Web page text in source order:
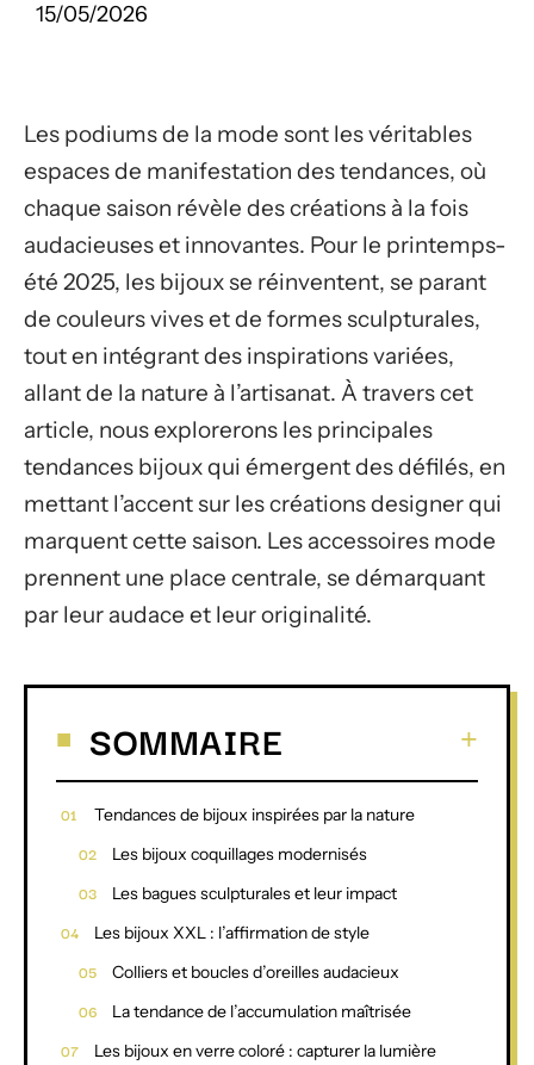
15/05/2026
Les podiums de la mode sont les véritables
espaces de manifestation des tendances, où
chaque saison révèle des créations à la fois
audacieuses et innovantes. Pour le printemps-
été 2025, les bijoux se réinventent, se parant
de couleurs vives et de formes sculpturales,
tout en intégrant des inspirations variées,
allant de la nature à l’artisanat. À travers cet
article, nous explorerons les principales
tendances bijoux qui émergent des défilés, en
mettant l’accent sur les créations designer qui
marquent cette saison. Les accessoires mode
prennent une place centrale, se démarquant
par leur audace et leur originalité.
SOMMAIRE
Tendances de bijoux inspirées par la nature
Les bijoux coquillages modernisés
Les bagues sculpturales et leur impact
Les bijoux XXL : l’affirmation de style
Colliers et boucles d’oreilles audacieux
La tendance de l’accumulation maîtrisée
Les bijoux en verre coloré : capturer la lumière